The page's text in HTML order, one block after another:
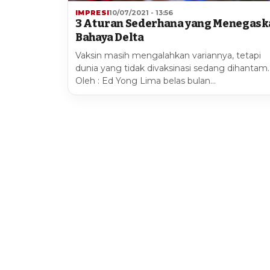
IMPRESI10/07/2021 - 13:56
3 Aturan Sederhana yang
Bahaya Delta
Vaksin masih mengalahkan variannya, tetapi
dunia yang tidak divaksinasi sedang dihantam.
Oleh : Ed Yong Lima belas bulan…